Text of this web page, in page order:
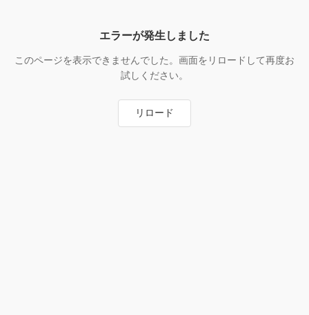
エラーが発生しました
このページを表示できませんでした。画面をリロードして再度お
試しください。
リロード